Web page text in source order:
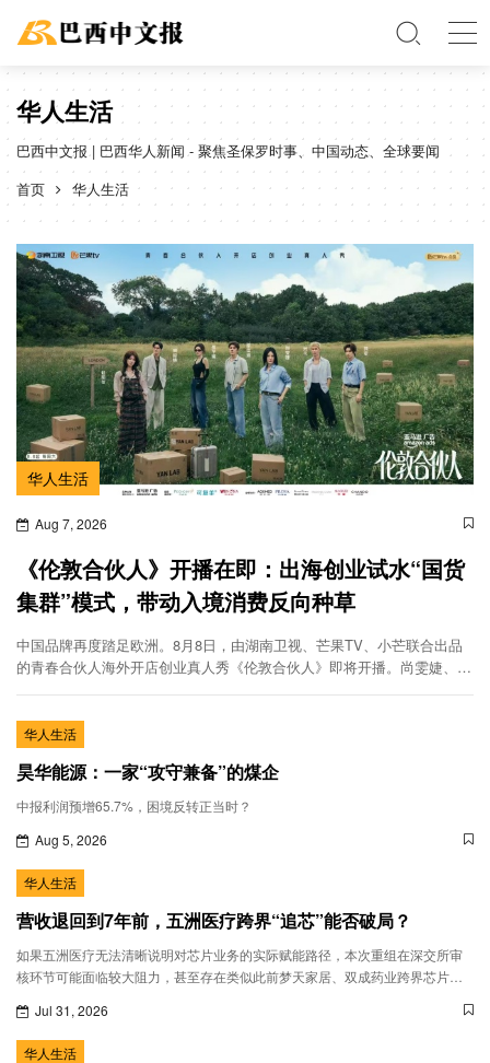
华人生活
巴西中文报 | 巴西华人新闻 - 聚焦圣保罗时事、中国动态、全球要闻
首页
华人生活
华人生活
Aug 7, 2026
《伦敦合伙人》开播在即：出海创业试水“国货
集群”模式，带动入境消费反向种草
中国品牌再度踏足欧洲。8月8日，由湖南卫视、芒果TV、小芒联合出品
的青春合伙人海外开店创业真人秀《伦敦合伙人》即将开播。尚雯婕、李
华人生活
昊华能源：一家“攻守兼备”的煤企
中报利润预增65.7%，困境反转正当时？
Aug 5, 2026
华人生活
营收退回到7年前，五洲医疗跨界“追芯”能否破局？
如果五洲医疗无法清晰说明对芯片业务的实际赋能路径，本次重组在深交所审
核环节可能面临较大阻力，甚至存在类似此前梦天家居、双成药业跨界芯片并
Jul 31, 2026
华人生活